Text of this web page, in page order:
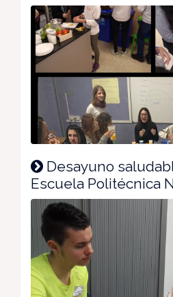
Desayuno
Escuela Politécnica